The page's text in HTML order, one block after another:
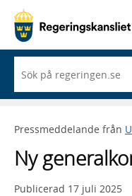
du
börjar
skriva
framträder
lista
med
sökförslag
Pressmeddelande från
Ny
Publicerad 17 juli 2025